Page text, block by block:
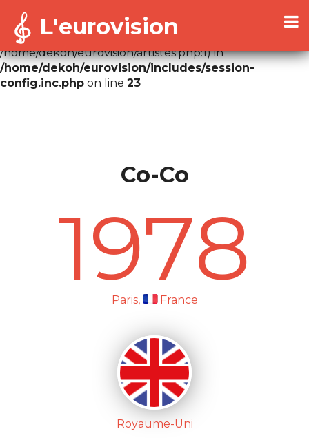
Warning
: Cannot modify header information - headers
already sent by (output started at
/home/dekoh/eurovision/artistes.php:1) in
/home/dekoh/eurovision/includes/session-
config.inc.php on line 23
L'eurovision
Co-Co
1978
Paris, France
Royaume-Uni